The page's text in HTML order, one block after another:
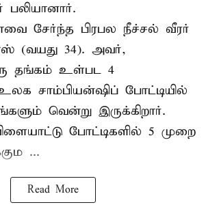
பலியானார்.
சேர்ந்த பிரபல நீச்சல் வீரர்
(வயது 34). அவர்,
தங்கம் உள்பட 4
சாம்பியன்ஷிப் போட்டியில்
வென்று இருக்கிறார்.
போட்டிகளில் 5 முறை
...
Read More